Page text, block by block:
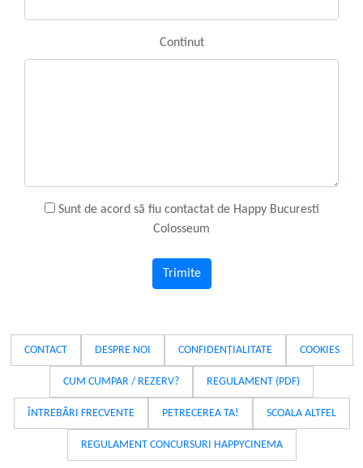
Continut
Sunt de acord să fiu contactat de Happy Bucuresti
Colosseum
Trimite
CONTACT DESPRE NOI CONFIDENȚIALITATE COOKIES
CUM CUMPAR / REZERV? REGULAMENT (PDF)
ÎNTREBĂRI FRECVENTE PETRECEREA TA! SCOALA ALTFEL
REGULAMENT CONCURSURI HAPPYCINEMA